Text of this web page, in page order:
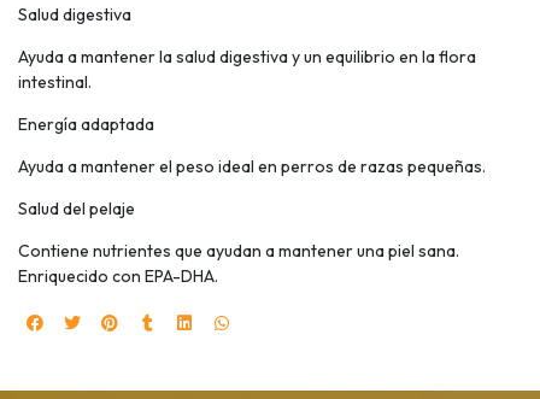
Salud digestiva
Ayuda a mantener la salud digestiva y un equilibrio en la flora
intestinal.
Energía adaptada
Ayuda a mantener el peso ideal en perros de razas pequeñas.
Salud del pelaje
Contiene nutrientes que ayudan a mantener una piel sana.
Enriquecido con EPA-DHA.